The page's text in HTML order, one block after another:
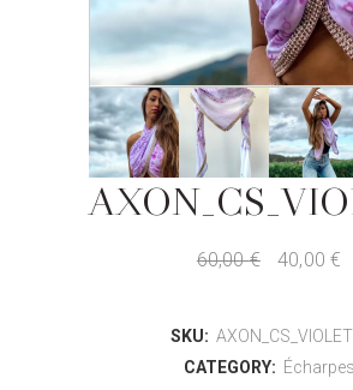
60,00€ 40,00 €
SKU:
CATEGORY: Écharpes